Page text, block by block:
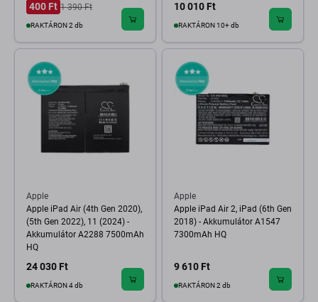
400 Ft 1 390 Ft
RAKTÁRON 2 db
10 010 Ft
RAKTÁRON 10+ db
Apple
Apple iPad Air (4th Gen 2020),
(5th Gen 2022), 11 (2024) -
Akkumulátor A2288 7500mAh
HQ
24 030 Ft
RAKTÁRON 4 db
Apple
Apple iPad Air 2, iPad (6th Gen
2018) - Akkumulátor A1547
7300mAh HQ
9 610 Ft
RAKTÁRON 2 db